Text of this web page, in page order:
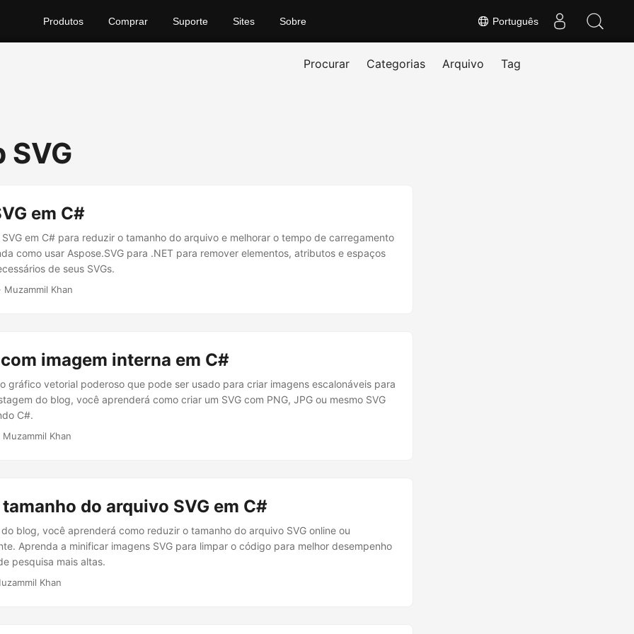
Português
Produtos Comprar Suporte Sites Sobre
Procurar Categorias Arquivo Tag
SVG
em C#
em C# para reduzir o tamanho do arquivo e melhorar o tempo de carregamento
como usar Aspose.SVG para .NET para remover elementos, atributos e espaços
de seus SVGs.
Muzammil Khan
imagem interna em C#
gráfico vetorial poderoso que pode ser usado para criar imagens escalonáveis para
do blog, você aprenderá como criar um SVG com PNG, JPG ou mesmo SVG
C#.
Muzammil Khan
do arquivo SVG em C#
blog, você aprenderá como reduzir o tamanho do arquivo SVG online ou
Aprenda a minificar imagens SVG para limpar o código para melhor desempenho
pesquisa mais altas.
Khan